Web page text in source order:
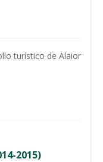
turístico de Alaior
2015)